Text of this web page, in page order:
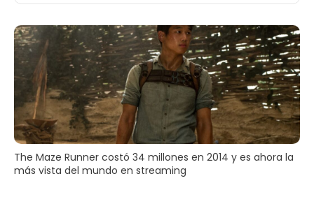
The Maze Runner costó 34 millones en 2014 y es ahora la
más vista del mundo en streaming